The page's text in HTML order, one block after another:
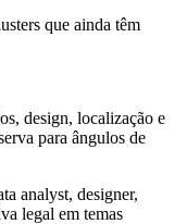
que ainda têm
design, localização e
para ângulos de
analyst, designer,
legal em temas